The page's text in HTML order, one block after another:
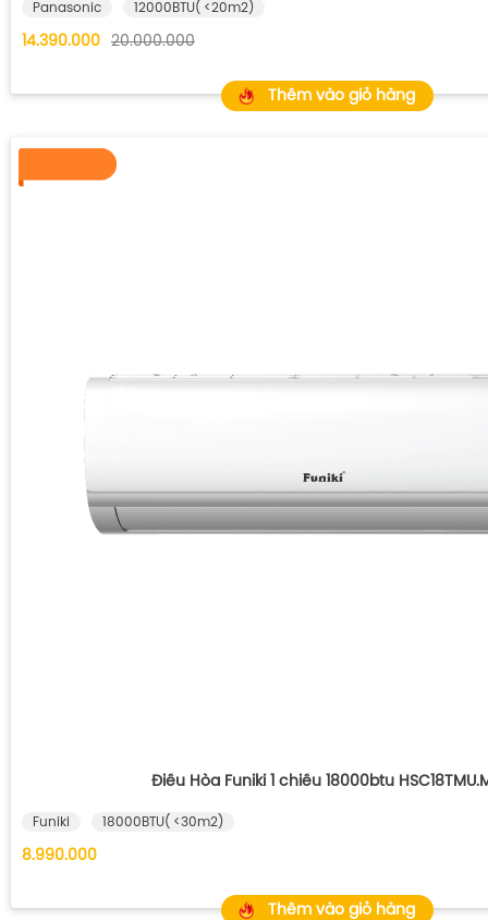
Panasonic 12000BTU( <20m2)
14.390.000 20.000.000
Thêm vào giỏ hàng
Điều Hòa Funiki 1 chiều 18000btu
Funiki 18000BTU( <30m2)
8.990.000
Thêm vào giỏ hàng